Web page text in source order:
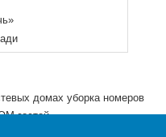
домах уборка номеров
гостей